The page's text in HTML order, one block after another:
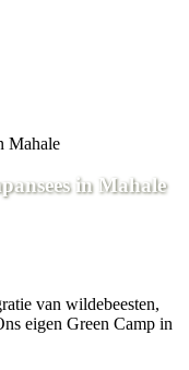
in Mahale
van wildebeesten,
eigen Green Camp in